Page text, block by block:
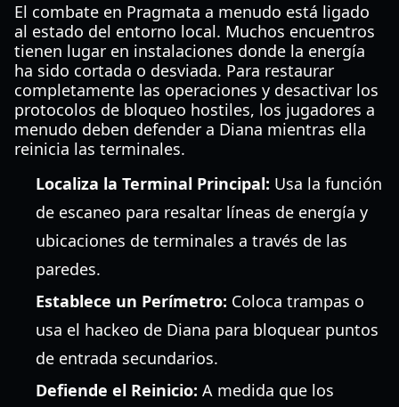
El combate en Pragmata a menudo está ligado
al estado del entorno local. Muchos encuentros
tienen lugar en instalaciones donde la energía
ha sido cortada o desviada. Para restaurar
completamente las operaciones y desactivar los
protocolos de bloqueo hostiles, los jugadores a
menudo deben defender a Diana mientras ella
reinicia las terminales.
Localiza la Terminal Principal: Usa la función
de escaneo para resaltar líneas de energía y
ubicaciones de terminales a través de las
paredes.
Establece un Perímetro: Coloca trampas o
usa el hackeo de Diana para bloquear puntos
de entrada secundarios.
Defiende el Reinicio: A medida que los